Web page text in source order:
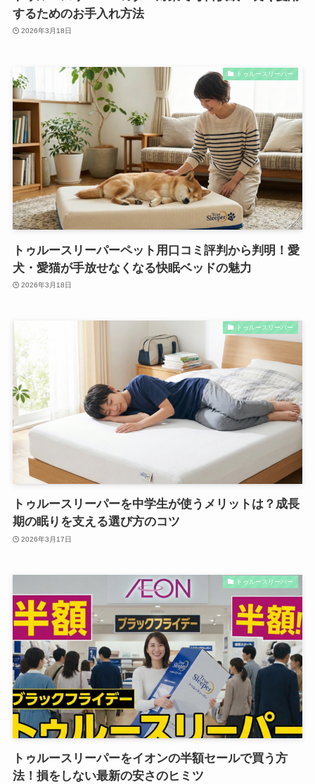
するためのお手入れ方法
2026年3月18日
トゥルースリーパー
トゥルースリーパーペット用口コミ評判から判明！愛
犬・愛猫が手放せなくなる快眠ベッドの魅力
2026年3月18日
トゥルースリーパー
トゥルースリーパーを中学生が使うメリットは？成長
期の眠りを支える選び方のコツ
2026年3月17日
トゥルースリーパー
トゥルースリーパーをイオンの半額セールで買う方
法！損をしない最新の安さのヒミツ